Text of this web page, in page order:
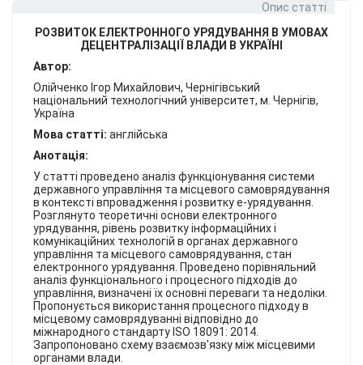
ВИМОГИ
ПУБЛІКАЦІЙ
ПОСИЛАННЯ
КОНТАКТИ
Опис статті
РОЗВИТОК ЕЛЕКТРОННОГО УРЯДУВАННЯ В УМОВАХ
ДЕЦЕНТРАЛІЗАЦІЇ ВЛАДИ В УКРАЇНІ
Автор:
Олійченко Ігор Михайлович, Чернігівський
національний технологічний університет, м. Чернігів,
Україна
Мова статті: англійська
Анотація:
У статті проведено аналіз функціонування системи
державного управління та місцевого самоврядування
в контексті впровадження і розвитку е-урядування.
Розглянуто теоретичні основи електронного
урядування, рівень розвитку інформаційних і
комунікаційних технологій в органах державного
управління та місцевого самоврядування, стан
електронного урядування. Проведено порівняльний
аналіз функціонального і процесного підходів до
управління, визначені їх основні переваги та недоліки.
Пропонується використання процесного підходу в
місцевому самоврядуванні відповідно до
міжнародного стандарту ISO 18091: 2014.
Запропоновано схему взаємозв'язку між місцевими
органами влади.